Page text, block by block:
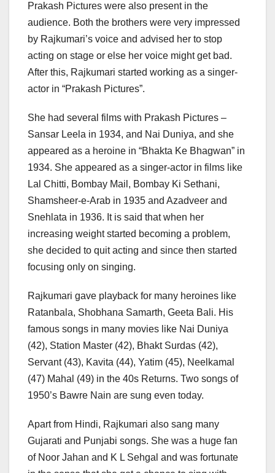
Prakash Pictures were also present in the
audience. Both the brothers were very impressed
by Rajkumari’s voice and advised her to stop
acting on stage or else her voice might get bad.
After this, Rajkumari started working as a singer-
actor in “Prakash Pictures”.
She had several films with Prakash Pictures –
Sansar Leela in 1934, and Nai Duniya, and she
appeared as a heroine in “Bhakta Ke Bhagwan” in
1934. She appeared as a singer-actor in films like
Lal Chitti, Bombay Mail, Bombay Ki Sethani,
Shamsheer-e-Arab in 1935 and Azadveer and
Snehlata in 1936. It is said that when her
increasing weight started becoming a problem,
she decided to quit acting and since then started
focusing only on singing.
Rajkumari gave playback for many heroines like
Ratanbala, Shobhana Samarth, Geeta Bali. His
famous songs in many movies like Nai Duniya
(42), Station Master (42), Bhakt Surdas (42),
Servant (43), Kavita (44), Yatim (45), Neelkamal
(47) Mahal (49) in the 40s Returns. Two songs of
1950’s Bawre Nain are sung even today.
Apart from Hindi, Rajkumari also sang many
Gujarati and Punjabi songs. She was a huge fan
of Noor Jahan and K L Sehgal and was fortunate